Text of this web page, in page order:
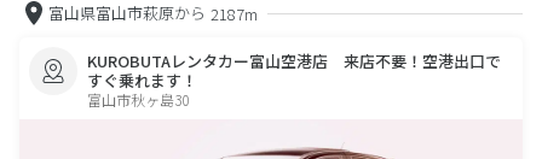
富山県富山市萩原から 2187m
KUROBUTAレンタカー富山空港店 来店不要！空港出口で
すぐ乗れます！
富山市秋ヶ島30